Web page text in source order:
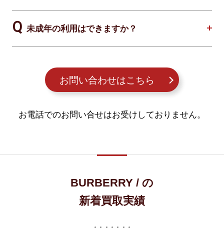
未成年の利用はできますか？
お問い合わせはこちら
お電話でのお問い合せはお受けしておりません。
BURBERRY / の
新着買取実績